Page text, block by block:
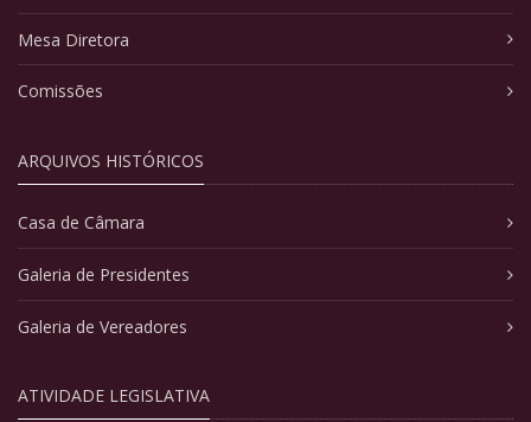
Mesa Diretora
Comissões
ARQUIVOS HISTÓRICOS
Casa de Câmara
Galeria de Presidentes
Galeria de Vereadores
ATIVIDADE LEGISLATIVA